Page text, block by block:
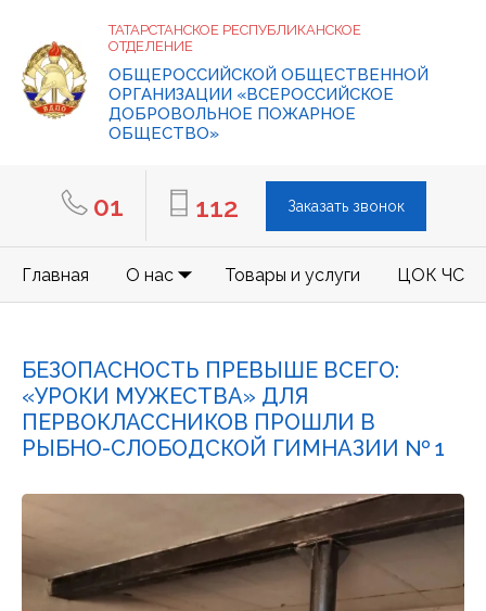
ТАТАРСТАНСКОЕ РЕСПУБЛИКАНСКОЕ
ОТДЕЛЕНИЕ
ОБЩЕРОССИЙСКОЙ ОБЩЕСТВЕННОЙ
ОРГАНИЗАЦИИ «ВСЕРОССИЙСКОЕ
ДОБРОВОЛЬНОЕ ПОЖАРНОЕ
ОБЩЕСТВО»
01 112 Заказать звонок
Главная О нас Товары и услуги ЦОК ЧС
БЕЗОПАСНОСТЬ ПРЕВЫШЕ ВСЕГО:
«УРОКИ МУЖЕСТВА» ДЛЯ
ПЕРВОКЛАССНИКОВ ПРОШЛИ В
РЫБНО-СЛОБОДСКОЙ ГИМНАЗИИ № 1